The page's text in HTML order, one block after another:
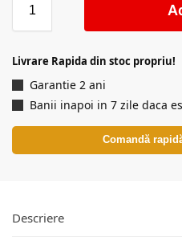
Livrare Rapida din stoc propriu!
Garantie 2 ani
Banii inapoi in 7 zile daca
Comandă
Descriere